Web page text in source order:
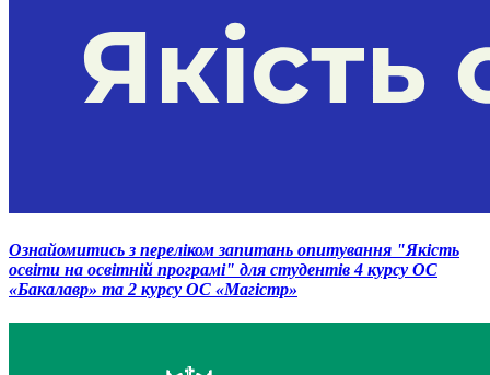
Ознайомитись з переліком запитань опитування "Якість
освіти на освітній програмі" для студентів 4 курсу ОС
«Бакалавр» та 2 курсу ОС «Магістр»